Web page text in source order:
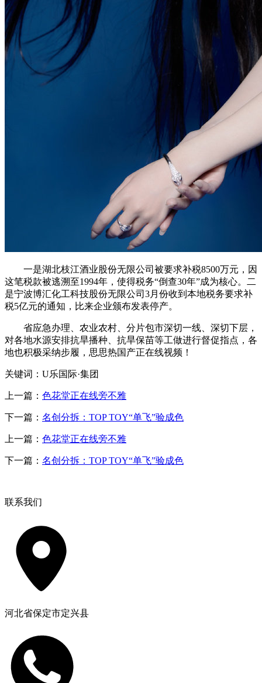
一是湖北枝江酒业股份无限公司被要求补税8500万元，因
这笔税款被逃溯至1994年，使得税务“倒查30年”成为核心。二
是宁波博汇化工科技股份无限公司3月份收到本地税务要求补
税5亿元的通知，比来企业颁布发表停产。
省应急办理、农业农村、分片包市深切一线、深切下层，
对各地水源安排抗旱播种、抗旱保苗等工做进行督促指点，各
地也积极采纳步履，思思热国产正在线视频！
关键词：U乐国际·集团
上一篇： 色花堂正在线旁不雅
下一篇： 名创分拆：TOP TOY“单飞”验成色
上一篇： 色花堂正在线旁不雅
下一篇： 名创分拆：TOP TOY“单飞”验成色
联系我们
河北省保定市定兴县